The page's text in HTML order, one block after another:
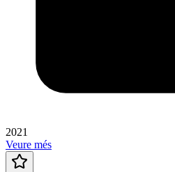
2021
Veure més